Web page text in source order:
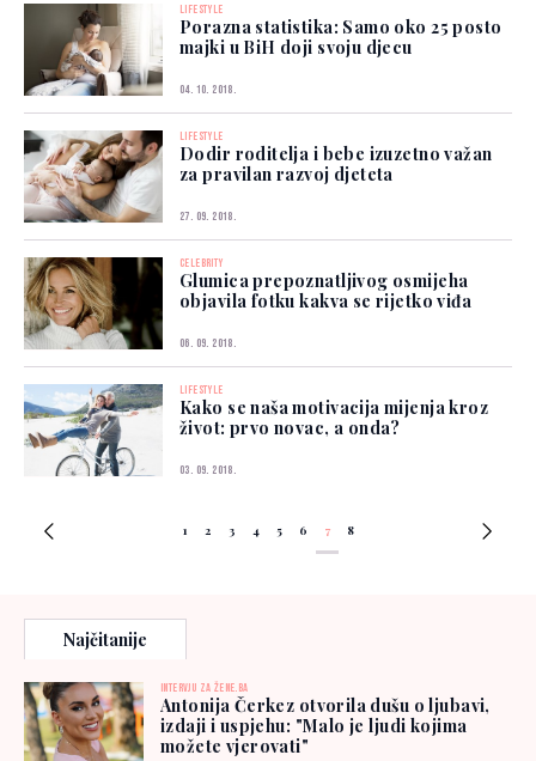
LIFESTYLE
Porazna statistika: Samo oko 25 posto
majki u BiH doji svoju djecu
04. 10. 2018.
LIFESTYLE
Dodir roditelja i bebe izuzetno važan
za pravilan razvoj djeteta
27. 09. 2018.
CELEBRITY
Glumica prepoznatljivog osmijeha
objavila fotku kakva se rijetko viđa
06. 09. 2018.
LIFESTYLE
Kako se naša motivacija mijenja kroz
život: prvo novac, a onda?
03. 09. 2018.
1 2 3 4 5 6 7 8
Najčitanije
INTERVJU ZA ŽENE.BA
Antonija Čerkez otvorila dušu o ljubavi,
izdaji i uspjehu: "Malo je ljudi kojima
možete vjerovati"